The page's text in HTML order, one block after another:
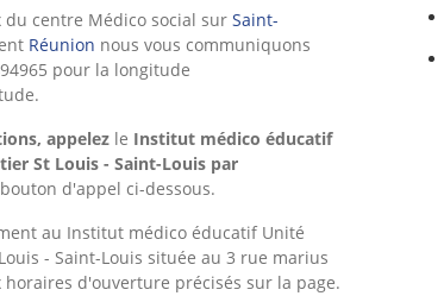
centre Médico social sur Saint-
Réunion nous vous communiquons
pour la longitude
appelez le Institut médico éducatif
St Louis - Saint-Louis par
d'appel ci-dessous.
au Institut médico éducatif Unité
- Saint-Louis située au 3 rue marius
d'ouverture précisés sur la page.